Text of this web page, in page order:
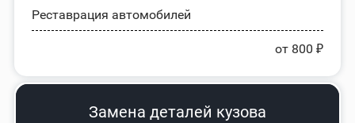
Реставрация автомобилей
от 800 ₽
Замена деталей кузова